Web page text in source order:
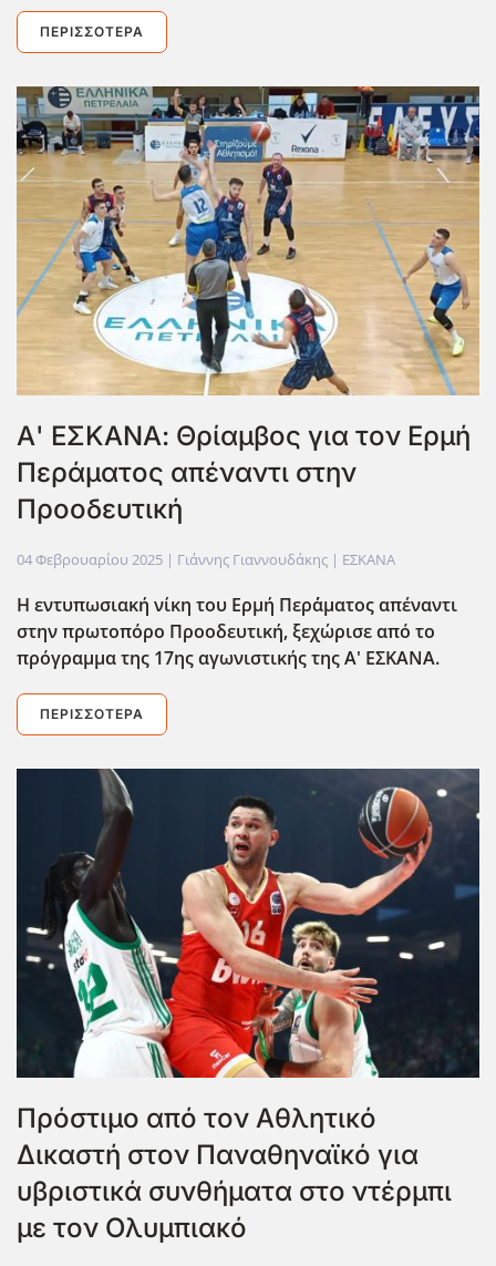
ΠΕΡΙΣΣΌΤΕΡΑ
Α' ΕΣΚΑΝΑ: Θρίαμβος για τον Ερμή
Περάματος απέναντι στην
Προοδευτική
04 Φεβρουαρίου 2025 | Γιάννης Γιαννουδάκης | ΕΣΚΑΝΑ
Η εντυπωσιακή νίκη του Ερμή Περ΄΄αματος απέναντι
στην πρωτοπόρο Προοδευτική, ξεχώρισε από το
πρόγραμμα της 17ης αγωνιστικής της Α' ΕΣΚΑΝΑ.
ΠΕΡΙΣΣΌΤΕΡΑ
Πρόστιμο από τον Αθλητικό
Δικαστή στον Παναθηναϊκό για
υβριστικά συνθήματα στο ντέρμπι
με τον Ολυμπιακό